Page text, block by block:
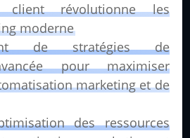
client révolutionne les
moderne
de stratégies de
pour maximiser
marketing et de
des ressources